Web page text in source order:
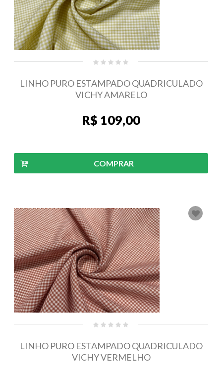
LINHO PURO ESTAMPADO QUADRICULADO
VICHY AMARELO
R$ 109,00
COMPRAR
LINHO PURO ESTAMPADO QUADRICULADO
VICHY VERMELHO